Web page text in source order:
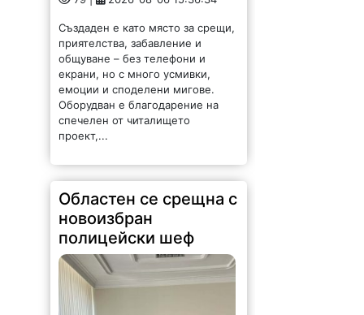
Оборудван е благодарение на
спечелен от читалището
проект,...
Областен се срещна с
новоизбран
полицейски шеф